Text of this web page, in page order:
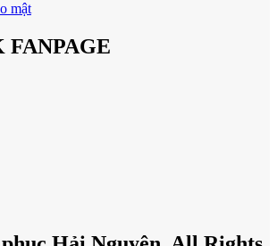
mật
FANPAGE